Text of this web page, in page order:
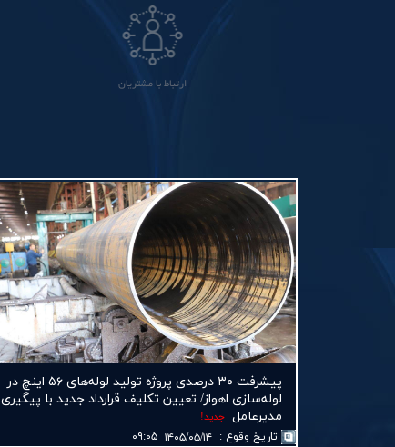
ارتباط با مشتریان
پیشرفت ۳۰ درصدی پروژه تولید لوله‌های ۵۶ اینچ در
لوله‌سازی اهواز/ تعیین تكلیف قرارداد جدید با پیگیری
مدیرعامل جديد!
تاريخ وقوع : ۱۴۰۵/۰۵/۱۴ ۰۹:۰۵